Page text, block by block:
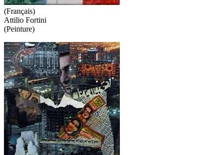
(Français)
Attilio Fortini
(Peinture)